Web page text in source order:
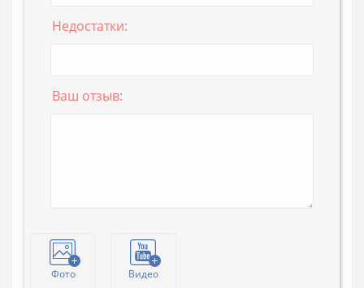
Недостатки:
Ваш отзыв:
Фото Видео